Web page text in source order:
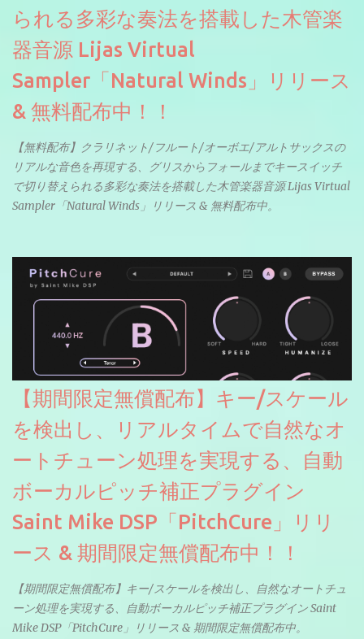
られる多彩な奏法を搭載した木管楽
器音源 Lijas Virtual
Sampler「Natural Winds」リリース
& 無料配布中！！
【無料配布】クラリネット/フルート/オーボエ/アルトサックスの
リアルな音色を再現する、グリスからフォールまでキースイッチ
で切り替えられる多彩な奏法を搭載した木管楽器音源 Lijas Virtual
Sampler「Natural Winds」リリース & 無料配布中。
【期間限定無償配布】キー/スケール
を検出し、リアルタイムで自然なオ
ートチューン処理を実現する、自動
ボーカルピッチ補正プラグイン
Saint Mike DSP「PitchCure」リリ
ース & 期間限定無償配布中！！
【期間限定無償配布】キー/スケールを検出し、自然なオートチュ
ーン処理を実現する、自動ボーカルピッチ補正プラグイン Saint
Mike DSP「PitchCure」リリース & 期間限定無償配布中。